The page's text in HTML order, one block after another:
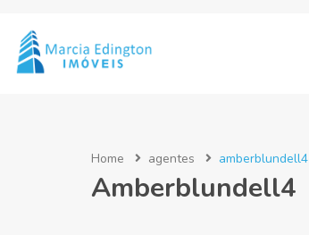
Home agentes amberblundell4
Amberblundell4